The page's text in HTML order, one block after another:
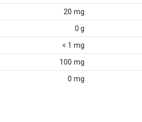
20 mg
0 g
< 1 mg
100 mg
0 mg